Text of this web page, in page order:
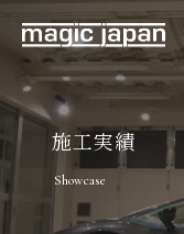
施工実績
Showcase